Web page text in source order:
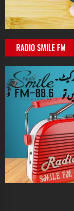
RADIO SMILE FM